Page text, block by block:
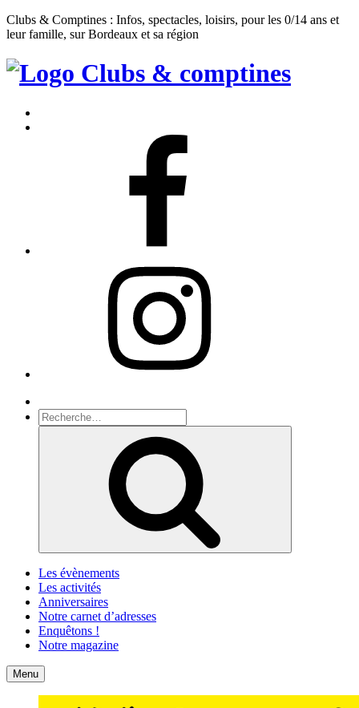
Clubs & Comptines : Infos, spectacles, loisirs, pour les 0/14 ans et
leur famille, sur Bordeaux et sa région
Clubs
Comptines
Recherche
pour
Les évènements
Les activités
Anniversaires
Notre carnet d’adresses
Enquêtons !
Notre magazine
Accueil
Menu Contact